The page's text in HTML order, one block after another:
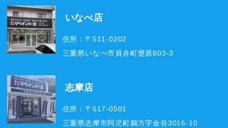
いなべ店
住所：〒511-0202
三重県いなべ市員弁町楚原803-3
志摩店
住所：〒517-0501
三重県志摩市阿児町鵜方字金谷3016-10